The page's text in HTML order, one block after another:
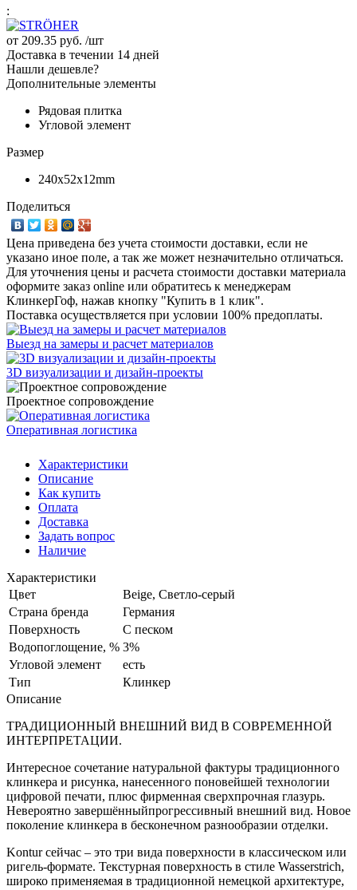
:
от 209.35 руб. /шт
Доставка в течении 14 дней
Нашли дешевле?
Дополнительные элементы
Рядовая плитка
Угловой элемент
Размер
240x52x12mm
Поделиться
Цена приведена без учета стоимости доставки, если не
указано иное поле, а так же может незначительно отличаться.
Для уточнения цены и расчета стоимости доставки материала
оформите заказ online или обратитесь к менеджерам
КлинкерГоф, нажав кнопку "Купить в 1 клик".
Поставка осуществляется при условии 100% предоплаты.
Выезд на замеры и расчет материалов
3D визуализации и дизайн-проекты
Проектное сопровождение
Оперативная логистика
Характеристики
Описание
Как купить
Оплата
Доставка
Задать вопрос
Наличие
Характеристики
Цвет
Beige, Светло-серый
Страна бренда
Германия
Поверхность
С песком
Водопоглощение, % 3%
Угловой элемент
есть
Тип
Клинкер
Описание
ТРАДИЦИОННЫЙ ВНЕШНИЙ ВИД В СОВРЕМЕННОЙ
ИНТЕРПРЕТАЦИИ.
Интересное сочетание натуральной фактуры традиционного
клинкера и рисунка, нанесенного поновейшей технологии
цифровой печати, плюс фирменная сверхпрочная глазурь.
Невероятно завершённыйпрогрессивный внешний вид. Новое
поколение клинкера в бесконечном разнообразии отделки.
Kontur сейчас – это три вида поверхности в классическом или
ригель-формате. Текстурная поверхность в стиле Wasserstrich,
широко применяемая в традиционной немецкой архитектуре,